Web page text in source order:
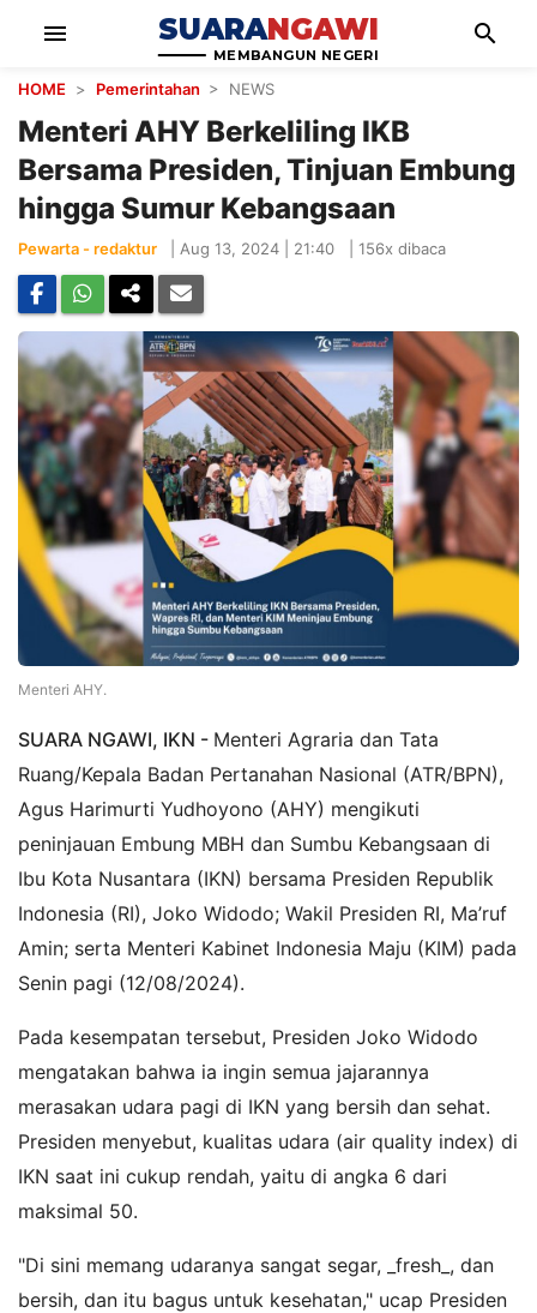
menu SUARANGAWI
MEMBANGUN NEGERI
search
HOME > Pemerintahan > NEWS
Menteri AHY Berkeliling IKB
Bersama Presiden, Tinjuan Embung
hingga Sumur Kebangsaan
Pewarta - redaktur Aug 13, 2024 | 21:40 156x dibaca
Menteri AHY.
SUARA NGAWI, IKN - Menteri Agraria dan Tata
Ruang/Kepala Badan Pertanahan Nasional (ATR/BPN),
Agus Harimurti Yudhoyono (AHY) mengikuti
peninjauan Embung MBH dan Sumbu Kebangsaan di
Ibu Kota Nusantara (IKN) bersama Presiden Republik
Indonesia (RI), Joko Widodo; Wakil Presiden RI, Ma’ruf
Amin; serta Menteri Kabinet Indonesia Maju (KIM) pada
Senin pagi (12/08/2024).
Pada kesempatan tersebut, Presiden Joko Widodo
mengatakan bahwa ia ingin semua jajarannya
merasakan udara pagi di IKN yang bersih dan sehat.
Presiden menyebut, kualitas udara (air quality index) di
IKN saat ini cukup rendah, yaitu di angka 6 dari
maksimal 50.
"Di sini memang udaranya sangat segar, _fresh_, dan
bersih, dan itu bagus untuk kesehatan," ucap Presiden